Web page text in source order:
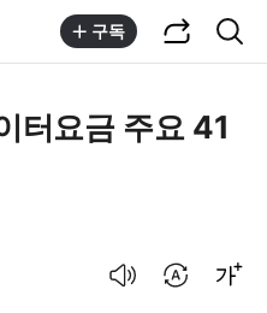
구독
터요금 주요 41